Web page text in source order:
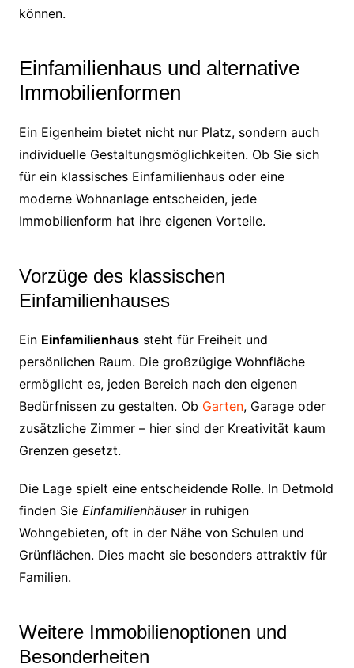
können.
Einfamilienhaus und alternative
Immobilienformen
Ein Eigenheim bietet nicht nur Platz, sondern auch
individuelle Gestaltungsmöglichkeiten. Ob Sie sich
für ein klassisches Einfamilienhaus oder eine
moderne Wohnanlage entscheiden, jede
Immobilienform hat ihre eigenen Vorteile.
Vorzüge des klassischen
Einfamilienhauses
Ein Einfamilienhaussteht für Freiheit und
persönlichen Raum. Die großzügige Wohnfläche
ermöglicht es, jeden Bereich nach den eigenen
Bedürfnissen zu gestalten. Ob Garten, Garage oder
zusätzliche Zimmer – hier sind der Kreativität kaum
Grenzen gesetzt.
Die Lage spielt eine entscheidende Rolle. In Detmold
finden Sie Einfamilienhäuserin ruhigen
Wohngebieten, oft in der Nähe von Schulen und
Grünflächen. Dies macht sie besonders attraktiv für
Familien.
Weitere Immobilienoptionen und
Besonderheiten